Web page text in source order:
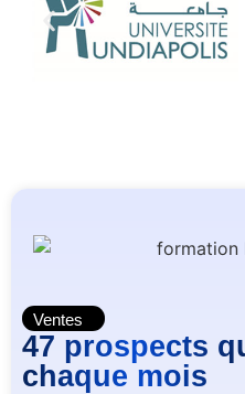
Ventes
47 prospects
chaque mois